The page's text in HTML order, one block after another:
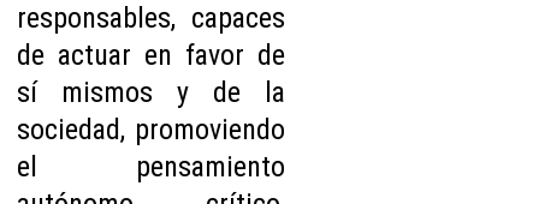
responsables, capaces
de actuar en favor de
sí mismos y de la
sociedad, promoviendo
el pensamiento